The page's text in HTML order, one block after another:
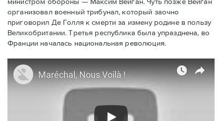
организовал военный трибунал, который заочно
приговорил Де Голля к смерти за измену родине в пользу
Великобритании. Третья республика была упразднена, во
Франции началась национальная революция.